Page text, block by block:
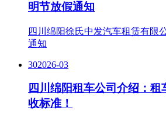
明节放假通知
四川绵阳徐氏中发汽车租赁有限
通知
302026-03
四川绵阳租车公司介绍：
收标准！